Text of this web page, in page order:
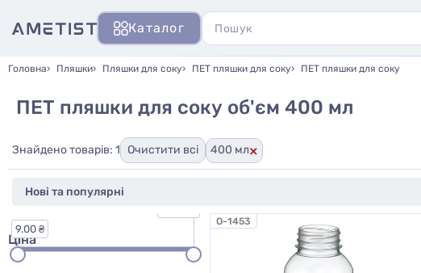
Каталог
Головна Пляшки Пляшки для соку ПЕТ пляшки для соку ПЕТ пляшки для соку
ПЕТ пляшки для соку об'єм 400 мл
Знайдено товарів: 1 Очистити всі 400 мл×
Ціна
9.00 ₴
O-1453